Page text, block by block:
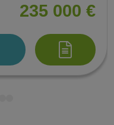
235 000 €